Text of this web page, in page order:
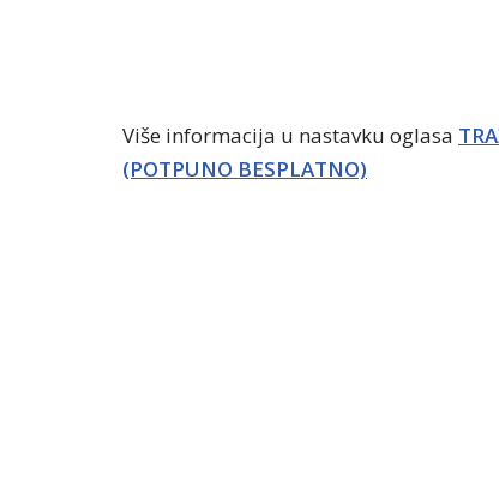
Više informacija u nastavku oglasa
(POTPUNO BESPLATNO)